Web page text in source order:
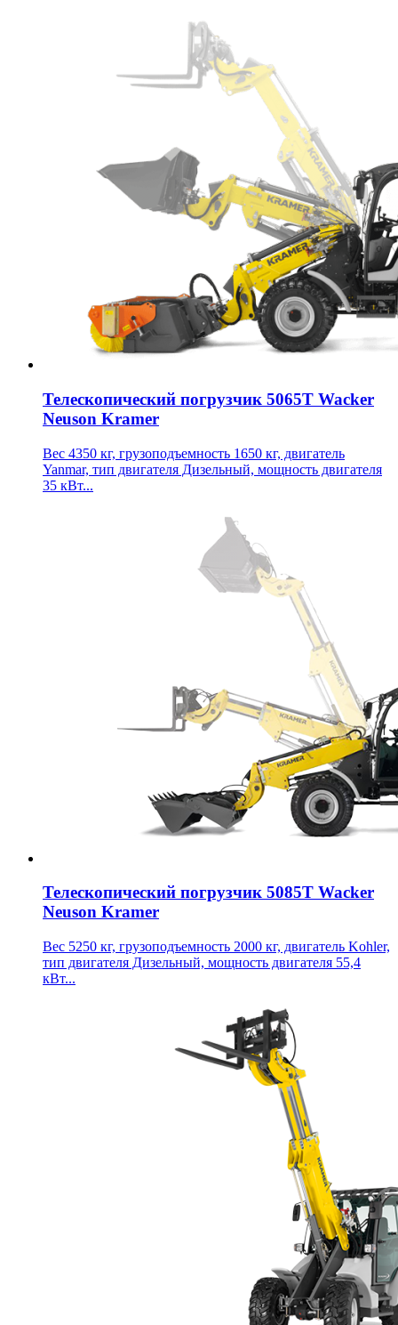
Телескопический погрузчик 5065T Wacker
Neuson Kramer
Вес 4350 кг, грузоподъемность 1650 кг, двигатель
Yanmar, тип двигателя Дизельный, мощность двигателя
35 кВт...
Телескопический погрузчик 5085T Wacker
Neuson Kramer
Вес 5250 кг, грузоподъемность 2000 кг, двигатель Kohler,
тип двигателя Дизельный, мощность двигателя 55,4
кВт...